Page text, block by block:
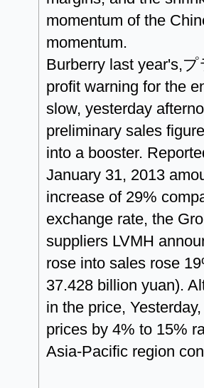
momentum of the
momentum.
Burberry last year's,
profit warning for the
slow, yesterday
preliminary sales
into a booster.
January 31, 2013
increase of 29%
exchange rate, the
suppliers LVMH
rose into sales rose
37.428 billion yuan).
in the price,
prices by 4% to 15%
Asia-Pacific region